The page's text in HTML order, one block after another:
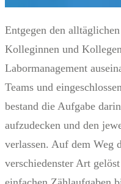
Entgegen den
Kolleginnen und
Labormanagement
Teams und
bestand die Aufgabe
aufzudecken und den
verlassen. Auf dem Weg
verschiedenster Art